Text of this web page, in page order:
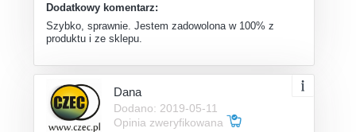
Dodatkowy komentarz:
Szybko, sprawnie. Jestem zadowolona w 100% z
produktu i ze sklepu.
Dana
Dodano: 2019-05-11
Opinia zweryfikowana